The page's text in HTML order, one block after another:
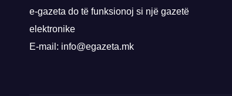
e-gazeta do të funksionoj si një gazetë
elektronike
E-mail: info@egazeta.mk